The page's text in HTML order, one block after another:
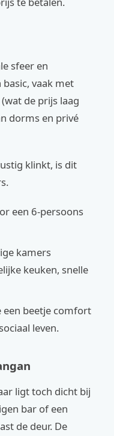
sfeer en
vaak met
de prijs laag
dorms en privé
klinkt, is dit
een 6-persoons
kamers
keuken, snelle
een beetje comfort
leven.
ligt toch dicht bij
bar of een
de deur. De